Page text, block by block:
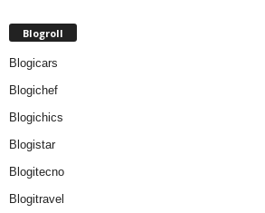
Blogroll
Blogicars
Blogichef
Blogichics
Blogistar
Blogitecno
Blogitravel